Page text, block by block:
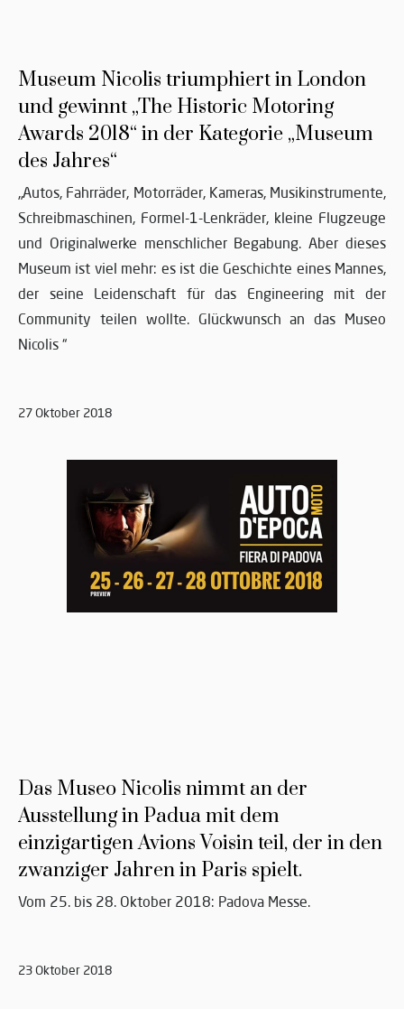
Museum Nicolis triumphiert in London
und gewinnt „The Historic Motoring
Awards 2018“ in der Kategorie „Museum
des Jahres“
„Autos, Fahrräder, Motorräder, Kameras, Musikinstrumente,
Schreibmaschinen, Formel-1-Lenkräder, kleine Flugzeuge
und Originalwerke menschlicher Begabung. Aber dieses
Museum ist viel mehr: es ist die Geschichte eines Mannes,
der seine Leidenschaft für das Engineering mit der
Community teilen wollte. Glückwunsch an das Museo
Nicolis “
27 Oktober 2018
Das Museo Nicolis nimmt an der
Ausstellung in Padua mit dem
einzigartigen Avions Voisin teil, der in den
zwanziger Jahren in Paris spielt.
Vom 25. bis 28. Oktober 2018: Padova Messe.
23 Oktober 2018